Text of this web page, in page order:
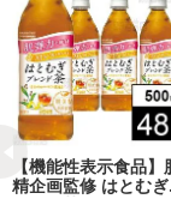
あらかじめご了承
によるお申込み後
【お支払いについて
※送料はお試し費用
※d払い、PayPay
ンクまとめて支払
【機能性表示食品】
精企画監修 はとむぎ